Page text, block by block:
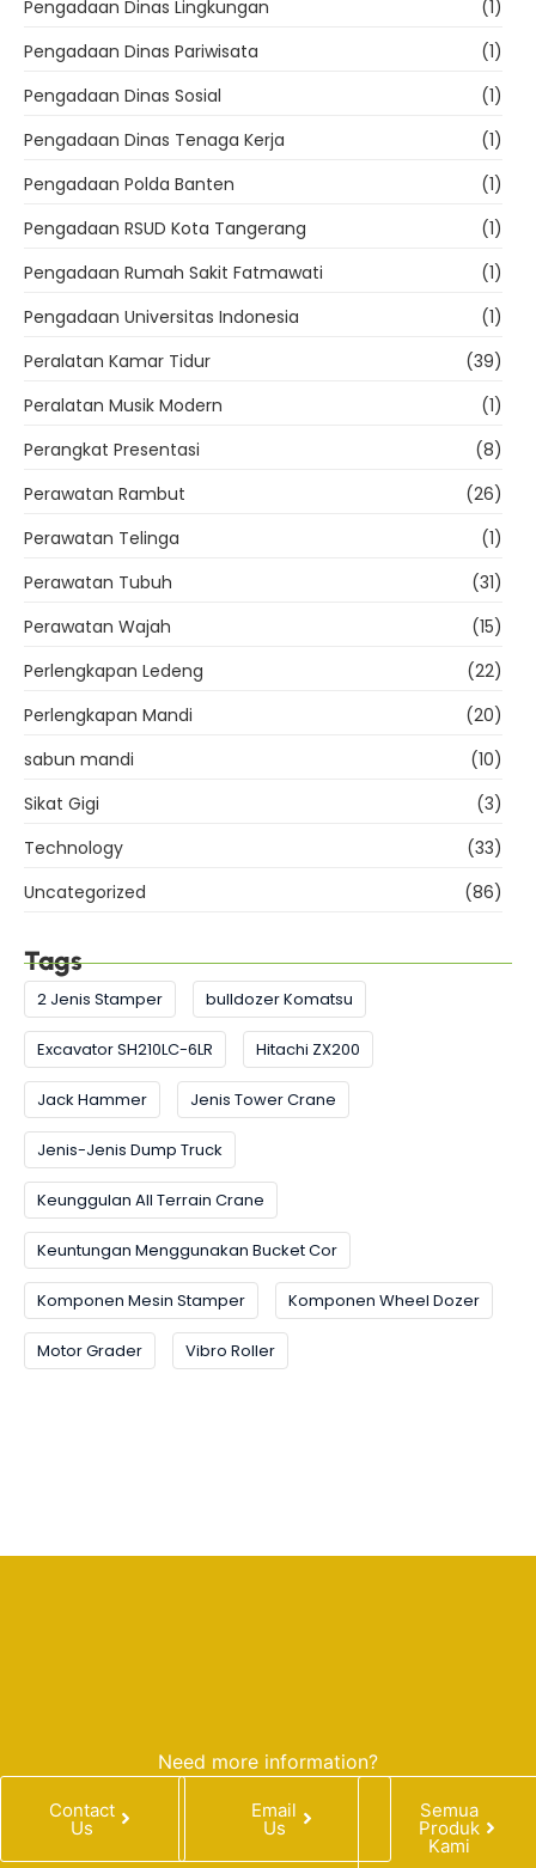
Pengadaan Dinas Lingkungan
(1)
Pengadaan Dinas Pariwisata
(1)
Pengadaan Dinas Sosial
(1)
Pengadaan Dinas Tenaga Kerja
(1)
Pengadaan Polda Banten
(1)
Pengadaan RSUD Kota Tangerang
(1)
Pengadaan Rumah Sakit Fatmawati
(1)
Pengadaan Universitas Indonesia
(1)
Peralatan Kamar Tidur
(39)
Peralatan Musik Modern
(1)
Perangkat Presentasi
(8)
Perawatan Rambut
(26)
Perawatan Telinga
(1)
Perawatan Tubuh
(31)
Perawatan Wajah
(15)
Perlengkapan Ledeng
(22)
Perlengkapan Mandi
(20)
sabun mandi
(10)
Sikat Gigi
(3)
Technology
(33)
Uncategorized
(86)
Tags
2 Jenis Stamper bulldozer Komatsu
Excavator SH210LC-6LR Hitachi ZX200
Jack Hammer Jenis Tower Crane
Jenis-Jenis Dump Truck
Keunggulan All Terrain Crane
Keuntungan Menggunakan Bucket Cor
Komponen Mesin Stamper Komponen Wheel Dozer
Motor Grader Vibro Roller
Need more information?
Contact
Us
Email
Us
Semua
Produk
Kami